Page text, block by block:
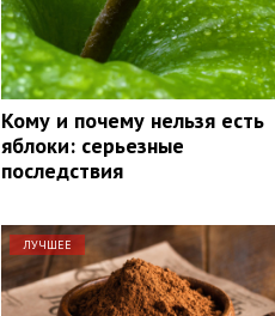
Кому и почему нельзя есть
яблоки: серьезные
последствия
ЛУЧШЕЕ